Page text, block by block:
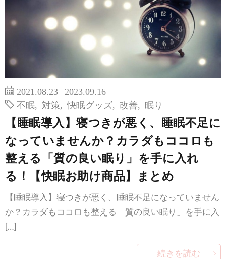
2021.08.23
2023.09.16
不眠
対策 ,快眠グッズ 改善 眠り
【睡眠導入】寝つきが悪く、睡眠不足に
なっていませんか？カラダもココロも
整える「質の良い眠り」を手に入れ
る！【快眠お助け商品】まとめ
【睡眠導入】寝つきが悪く、睡眠不足になっていません
か？カラダもココロも整える「質の良い眠り」を手に入
[…]
続きを読む